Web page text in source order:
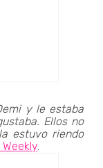
y le estaba
Ellos no
estuvo riendo
Weekly.